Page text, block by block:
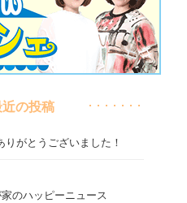
の投稿
りがとうございました！
のハッピーニュース